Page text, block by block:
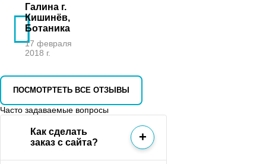
Галина г.
Кишинёв,
Ботаника
17 февраля
2018 г.
ПОСМОТРТЕТЬ ВСЕ ОТЗЫВЫ
Часто задаваемые вопросы
Как сделать
заказ с сайта?